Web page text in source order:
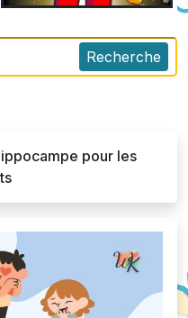
Recherche
pour les